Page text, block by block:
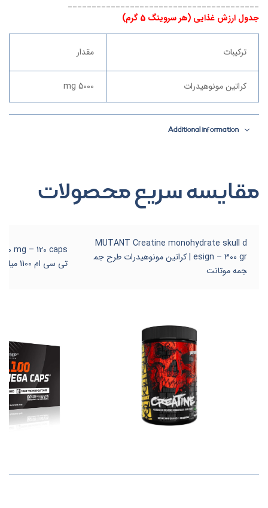
________________________________________
جدول ارزش غذایی (هر سروینگ 5 گرم)
ترکیبات مقدار
کراتین مونوهیدرات 5000 mg
Additional information
مقایسه سریع محصولات
MUTANT Creatine monohydrate skull d
esign – 300 gr | کراتین مونوهیدرات طرح جم
جمه موتانت
تی سی ام 1100 میلیگرم الیمپ